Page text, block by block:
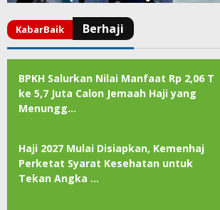
BPKH Salurkan Nilai Manfaat Rp 2,06 T
ke 5,7 Juta Calon Jemaah Haji yang
Menungg…
Haji 2027 Mulai Disiapkan, Kemenhaj
Perketat Syarat Kesehatan untuk
Tekan Angka …